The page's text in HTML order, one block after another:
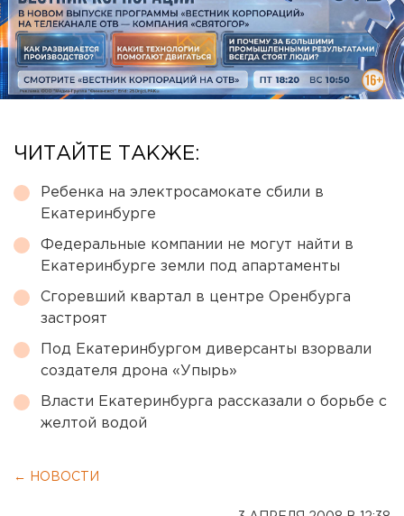
ЧИТАЙТЕ ТАКЖЕ:
Ребенка на электросамокате сбили в
Екатеринбурге
Федеральные компании не могут найти в
Екатеринбурге земли под апартаменты
Сгоревший квартал в центре Оренбурга
застроят
Под Екатеринбургом диверсанты взорвали
создателя дрона «Упырь»
Власти Екатеринбурга рассказали о борьбе с
желтой водой
← НОВОСТИ